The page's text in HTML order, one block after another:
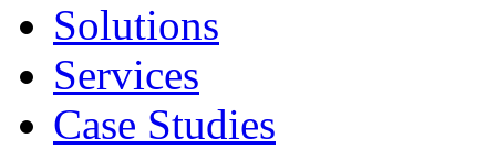
Solutions
Services
Case Studies